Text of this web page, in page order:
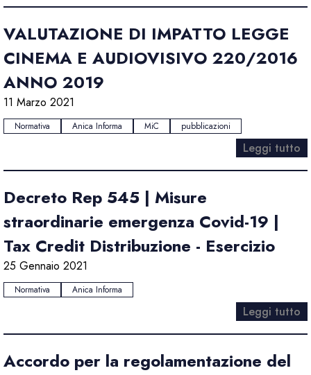
VALUTAZIONE DI IMPATTO LEGGE
CINEMA E AUDIOVISIVO 220/2016
ANNO 2019
11 Marzo 2021
Normativa Anica Informa MiC pubblicazioni
Leggi tutto
Decreto Rep 545 | Misure
straordinarie emergenza Covid-19 |
Tax Credit Distribuzione - Esercizio
25 Gennaio 2021
Normativa Anica Informa
Leggi tutto
Accordo per la regolamentazione del